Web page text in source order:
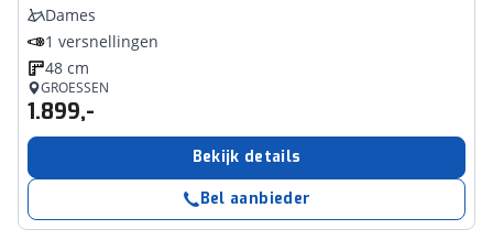
Dames
1 versnellingen
48 cm
GROESSEN
1.899,-
Bekijk details
Bel aanbieder